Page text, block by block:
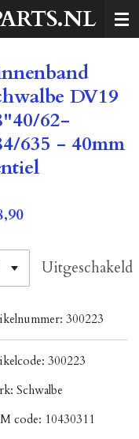
DV19
62-
635 - 40mm
Uitgeschakeld
300223
300223
Schwalbe
code: 10430311